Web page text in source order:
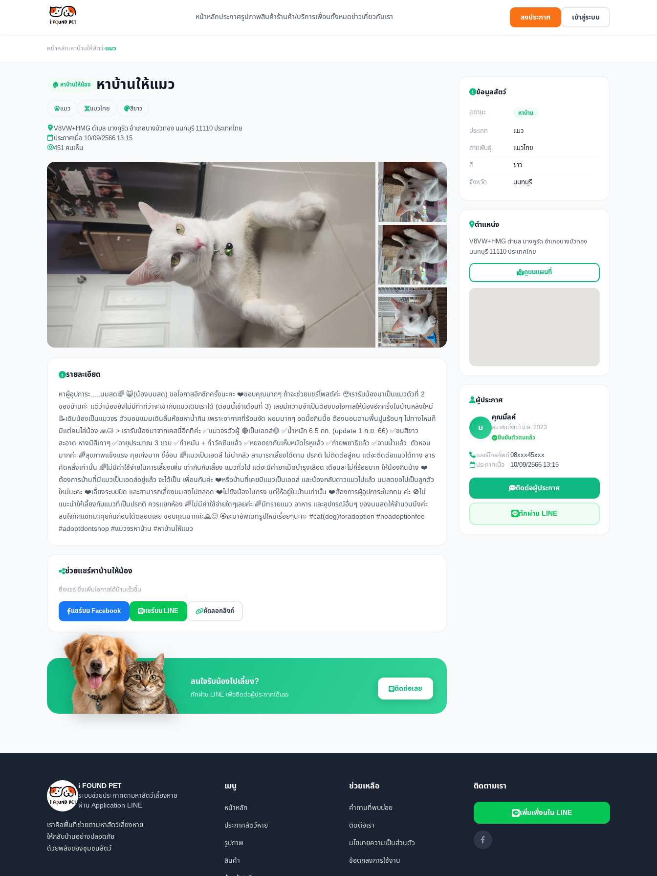
หน้าหลักประกาศรูปภาพสินค้าร้านค้า/บริการเพื่อนทั้งหมดข่าวเกี่ยวกับเรา ลงประกาศ เข้าสู่ระบบ
หน้าหลัก›หาบ้านให้สัตว์›แมว
🏠 หาบ้านให้น้อง หาบ้านให้แมว
แมว แมวไทย สีขาว
V8VW+HMG ตำบล บางคูรัด อำเภอบางบัวทอง นนทบุรี 11110 ประเทศไทย
ประกาศเมื่อ 10/09/2566 13:15
451 คนเห็น
รายละเอียด
หาผู้อุปการะ.....นมสด🌈 😺(น้องนมสด) ขอโอกาสอีกซักครั้งนะคะ ❤️ขอบคุณมากๆ ถ้าจะช่วยแชร์โพสต์ค่ะ 🥹เรารับน้องมาเป็นแมวตัวที่ 2
ของบ้านค่ะ แต่ว่าน้องยังไม่มีท่าทีว่าจะเข้ากับแมวเดิมเราได้ (ตอนนี้เข้าเดือนที่ 3) เลยมีความจำเป็นต้องขอโอกาสให้น้องอีกครั้งในบ้านหลังใหม่
📝เดิมน้องเป็นแมวจร ตัวมอมแมมเดินลิ้นห้อยหาน้ำกิน เพราะอากาศที่ร้อนจัด ผอมมากๆ อดมื้อกินมื้อ ต้องนอนตามพื้นปูนร้อนๆ ไปทางไหนก็
มีแต่คนไล่น้อง 🙏😿 > เรารับน้องมาจากเคสนี้อีกทีค่ะ ✅แมวจรตัวผู้ 🔴เป็นเอดส์🔴 ✅น้ำหนัก 6.5 กก. (update 1 ก.ย. 66) ✅ขนสีขาว
สะอาด หางมีสีเทาๆ ✅อายุประมาณ 3 ขวบ ✅ทำหมัน + ทำวัคซีนแล้ว ✅หยอดยากันเห็บหมัดไรหูแล้ว ✅ถ่ายพยาธิแล้ว ✅อาบน้ำแล้ว..ตัวหอม
มากค่ะ 🌈สุขภาพแข็งแรง คุยเก่งมาก ขี้อ้อน 🌈แมวเป็นเอดส์ ไม่น่ากลัว สามารถเลี้ยงได้ตาม ปรกติ ไม่ติดต่อสู่คน แต่จะติดต่อแมวได้ทาง สาร
คัดหลั่งเท่านั้น 🌈ไม่มีค่าใช้จ่ายในการเลี้ยงเพิ่ม เท่ากันกับเลี้ยง แมวทั่วไป แต่จะมีค่ายาเม็ดบำรุงเลือด เดือนละไม่กี่ร้อยบาท ให้น้องกินบ้าง ❤️
ต้องการบ้านที่มีแมวเป็นเอดส์อยู่แล้ว จะได้เป็น เพื่อนกันค่ะ ❤️หรือบ้านที่เคยมีแมวเป็นเอดส์ และน้องกลับดาวแมวไปแล้ว นมสดขอไปเป็นลูกตัว
ใหม่นะคะ ❤️เลี้ยงระบบปิด และสามารถเลี้ยงนมสดไปตลอด ❤️ไม่ขังน้องในกรง แต่ให้อยู่ในบ้านเท่านั้น ❤️ต้องการผู้อุปการะในกทม.ค่ะ 🚫ไม่
แนะนำให้เลี้ยงกับแมวที่เป็นปรกติ ควรแยกห้อง 🌈ไม่มีค่าใช้จ่ายใดๆเลยค่ะ 🌈มีทรายแมว อาหาร และอุปกรณ์อื่นๆ ของนมสดให้จำนวนนึงค่ะ
สนใจทักแชทมาคุยกันก่อนได้ตลอดเลย ขอบคุณมากค่ะ🙏🙂 🏵️จะมาอัพเดทรูปใหม่เรื่อยๆนะคะ #cat(dog)foradoption #noadoptionfee
#adoptdontshop #แมวจรหาบ้าน #หาบ้านให้แมว
ช่วยแชร์หาบ้านให้น้อง
ยิ่งแชร์ ยิ่งเพิ่มโอกาสได้บ้านเร็วขึ้น
แชร์บน Facebook แชร์บน LINE คัดลอกลิงก์
สนใจรับน้องไปเลี้ยง?
ทักผ่าน LINE เพื่อติดต่อผู้ประกาศได้เลย
ติดต่อเลย
ข้อมูลสัตว์
สถานะ หาบ้าน
ประเภท
แมว
สายพันธุ์
แมวไทย
สี
ขาว
จังหวัด
นนทบุรี
ตำแหน่ง
V8VW+HMG ตำบล บางคูรัด อำเภอบางบัวทอง
นนทบุรี 11110 ประเทศไทย
ดูบนแผนที่
ผู้ประกาศ
ม
คุณมิ้ลค์
สมาชิกตั้งแต่ มิ.ย. 2023
ยืนยันตัวตนแล้ว
เบอร์โทรศัพท์08xxx45xxx
ประกาศเมื่อ
10/09/2566 13:15
ติดต่อผู้ประกาศ
ทักผ่าน LINE
i FOUND PET
ระบบช่วยประกาศตามหาสัตว์เลี้ยงหาย
ผ่าน Application LINE
เราคือพื้นที่ช่วยตามหาสัตว์เลี้ยงหาย
ให้กลับบ้านอย่างปลอดภัย
ด้วยพลังของชุมชนสัตว์
เมนู
หน้าหลัก
ประกาศสัตว์หาย
รูปภาพ
สินค้า
ช่วยเหลือ
คำถามที่พบบ่อย
ติดต่อเรา
นโยบายความเป็นส่วนตัว
ข้อตกลงการใช้งาน
ติดตามเรา
เพิ่มเพื่อนใน LINE